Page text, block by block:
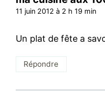
11 juin 2012 à 2 h 19 min
Un plat de fête a
Répondre